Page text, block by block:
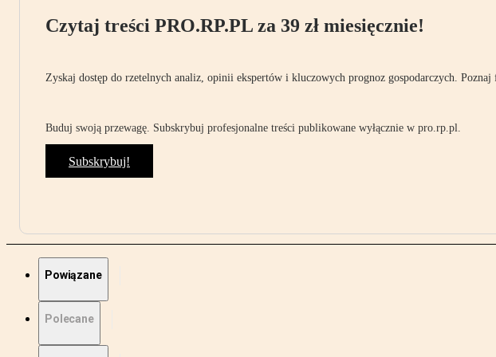
Czytaj treści PRO.RP.PL za 39 zł miesięcznie!
Zyskaj dostęp do rzetelnych analiz, opinii ekspertów i kluczowych prognoz gospodarczych. Poznaj
Buduj swoją przewagę. Subskrybuj profesjonalne treści publikowane wyłącznie w pro.rp.pl.
Subskrybuj!
Powiązane
Polecane